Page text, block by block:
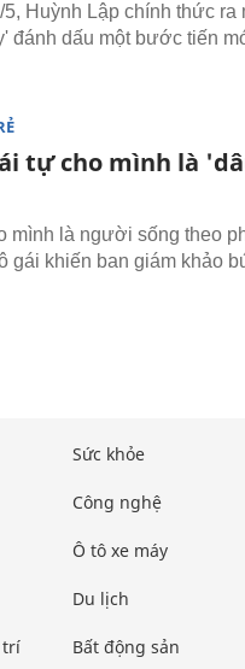
5, Huỳnh Lập chính thức ra
đánh dấu một bước tiến
tự cho mình là
mình là người sống theo
gái khiến ban giám khảo
trí
Sức khỏe
Công nghệ
Ô tô xe máy
Du lịch
Bất động sản